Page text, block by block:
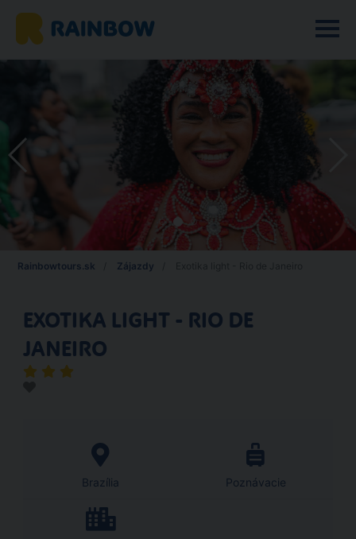
Rainbowtours.sk Zájazdy
EXOTIKA LIGHT - RIO DE
JANEIRO
Brazília Poznávacie